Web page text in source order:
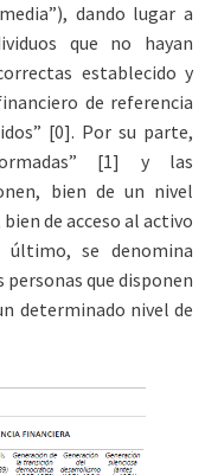
dando lugar a
que no hayan
establecido y
de referencia
[0]. Por su parte,
[1] y las
bien de un nivel
de acceso al activo
último, se denomina
que disponen
determinado nivel de